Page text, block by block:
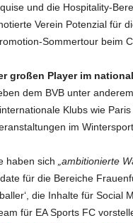
und die Hospitality-
Verein Potenzial für
Sommertour beim
großen Player im
dem BVB unter
Klubs wie
im
haben sich „ambitionierte
für die Bereiche
die Inhalte für Social
für EA Sports FC